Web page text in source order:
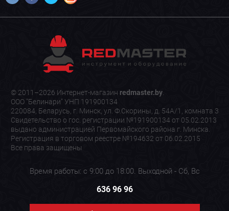
© 2011–2026 Интернет-магазин redmaster.by.
ООО "Белинари" УНП 191900134
220084, Беларусь, г. Минск, ул. Ф.Скорины, д. 54А/1, комната 3
Свидетельство о гос. регистрации №191900134 от 05.02.2013
выдано администрацией Первомайского района г. Минска.
Регистрация в торговом реестре №194632 от 06.02.2015
Все права защищены
Время работы: с 9:00 до 18:00. Выходной - Сб, Вс
636 96 96